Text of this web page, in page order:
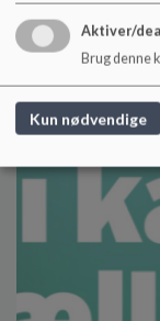
trivsel, karakterer,
Læs mereAktiver/
Brug denne
Kun nødvendige